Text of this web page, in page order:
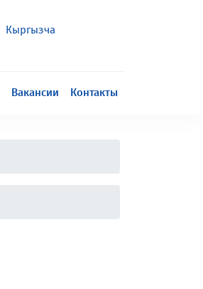
Кыргызча
Вакансии Контакты